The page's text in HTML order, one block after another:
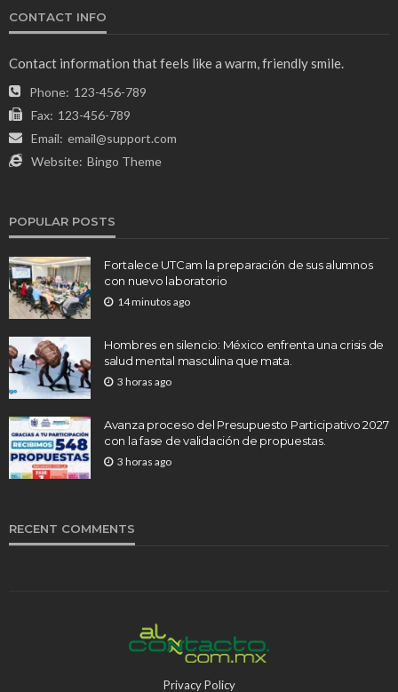
CONTACT INFO
Contact information that feels like a warm, friendly smile.
Phone: 123-456-789
Fax: 123-456-789
Email: email@support.com
Website: Bingo Theme
POPULAR POSTS
Fortalece UTCam la preparación de sus alumnos
con nuevo laboratorio
14 minutos ago
Hombres en silencio: México enfrenta una crisis de
salud mental masculina que mata.
3 horas ago
Avanza proceso del Presupuesto Participativo 2027
con la fase de validación de propuestas.
3 horas ago
RECENT COMMENTS
Privacy Policy